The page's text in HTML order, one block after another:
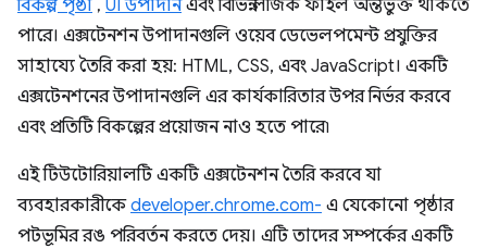
বিকল্প পৃষ্ঠা , UI উপাদানএবং বিভিন্ন লজিক ফাইল অন্তর্ভুক্ত থাকতে
পারে। এক্সটেনশন উপাদানগুলি ওয়েব ডেভেলপমেন্ট প্রযুক্তির
সাহায্যে তৈরি করা হয়: HTML, CSS, এবং JavaScript। একটি
এক্সটেনশনের উপাদানগুলি এর কার্যকারিতার উপর নির্ভর করবে
এবং প্রতিটি বিকল্পের প্রয়োজন নাও হতে পারে৷
এই টিউটোরিয়ালটি একটি এক্সটেনশন তৈরি করবে যা
ব্যবহারকারীকেdeveloper.chrome.com- এ যেকোনো পৃষ্ঠার
পটভূমির রঙ পরিবর্তন করতে দেয়। এটি তাদের সম্পর্কের একটি